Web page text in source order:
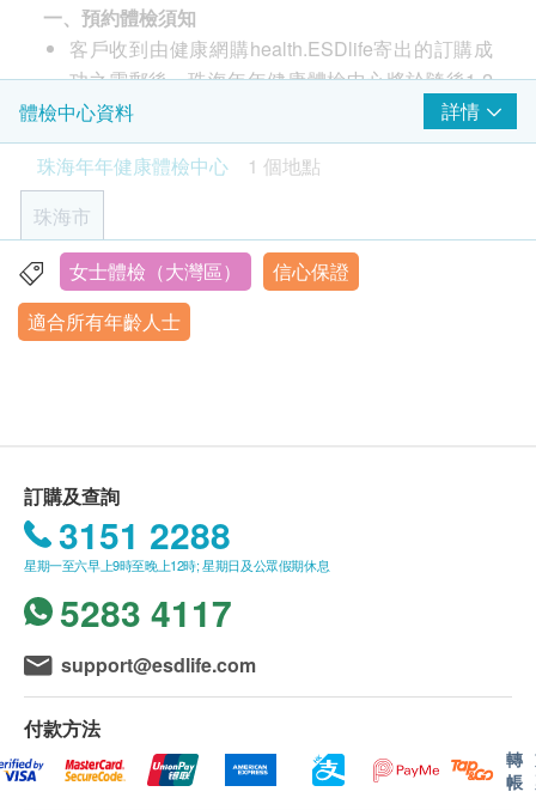
子宮頸病變測試 (只限女士)
超薄柏氏抹片 (只適合有性經驗的女性檢查)
癌症指標
甲種胎蛋白 (肝癌)
癌胚抗原 (腸癌)
癌抗原19.9 (胰臟癌)
癌抗原15.3 (乳癌)
癌抗原125 (卵巢癌)
心臟檢查
肺部 CT
人類乳頭瘤狀病毒基因分型測試(HPVDNA)
HPV 檢測（包括16、18型）
X光 重點項目
頸椎側位片
骨質密度檢查 重點項目
白食物，不要飲酒，晚上應早休息，避免疲勞，婦科
體檢計畫避免性生活。
2. 體檢前需禁食至少8小時，以免影響血糖、血脂、
肝功能等檢查結果。
3.體檢中心早上7:40上班，請依規定時間抽血。最遲
不宜超過上午10:30。
4. 患有高血壓、冠心病的體檢者，早晨按常規服藥，
少量飲水服藥不影響檢查結果。
5. 患有糖尿病的體檢者請隨身攜帶常規藥品，空腹抽
血後依規定服藥。
6. 如做大便常規、大便潛血檢查，體檢前三天請勿食
8. 女性例假期不宜體檢，最好在例假結束3天後再進
行身體檢查。
9. 建議體檢當日穿寬鬆服裝，女士盡量不穿洋裝及褲
襪，貴重物品請妥善保管。
重要提示：超聲波排號依到店登記時間系統依序自動
二、體檢中註意事項：
1.完成空腹檢查（如抽血、空腹超聲波）後，方可飲
水及進食。
2. 女士進行骨盆腔超聲波檢查前，需使膀胱充盈，確
一、預約體檢須知
客戶收到由健康網購health.ESDlife寄出的訂購成
功之電郵後，珠海年年健康體檢中心將於隨後1-2
個工作日的辦公時間內，致電客戶預約身體檢查的
時間及地點。客戶亦可至少提前1個工作日聯絡醫
療中心進行預約（聯絡電話：+86 15992606496；
微信：15992606496）。
客戶至現場後，珠海年年健康體檢中心工作人員會
核對客戶的姓名、出生年月日、手機號及健康網購
health.ESDlife訂購成功之電郵。
訂單如需改期，請至少提前1個工作日聯絡珠海年
廢。
體檢時, 如果遇到醫生不會説廣東話的情況，醫療
中心可安排醫護人員陪同提供翻譯服務。
如果商戶頁面與體檢計劃頁面的繁體中文、簡體中
文、英文三個版本有任何抵觸或不相符之處，應以
二、體檢報告領取和講解
體檢報告報告語言為簡體中文。
體檢報告會在體檢後10個工作日內完成，客戶可選
擇以下途徑查看體檢報告：
體檢中心資料
詳情
珠海年年健康體檢中心
1 個地點
珠海市
珠海市香洲區吉大景山路177-34-35-36號商鋪（萬科禧悅
匯三樓整層）
營業時間：星期二至星期日上午 7:40 – 10:30
女士體檢（大灣區）
信心保證
適合所有年齡人士
訂購及查詢
3151 2288
星期一至六早上9時至晚上12時; 星期日及公眾假期休息
5283 4117
support@esdlife.com
付款方法
轉
帳